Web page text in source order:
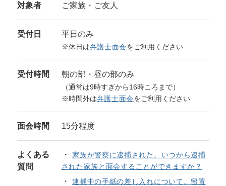
対象者 ご家族・ご友人
受付日 平日のみ
※休日は弁護士面会をご利用ください
受付時間 朝の部・昼の部のみ
（通常は9時すぎから16時ころまで）
※時間外は弁護士面会をご利用ください
面会時間 15分程度
よくある
質問
家族が警察に逮捕された。いつから逮捕
された家族と面会することができますか？
逮捕中の手紙の差し入れについて。留置